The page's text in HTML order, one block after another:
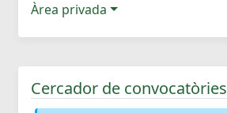
Àrea privada
Cercador de convocatòries